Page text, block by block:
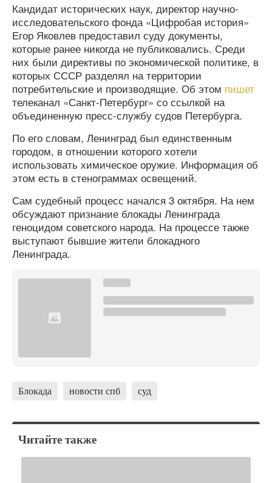
Кандидат исторических наук, директор научно-
исследовательского фонда «Цифробая история»
Егор Яковлев предоставил суду документы,
которые ранее никогда не публиковались. Среди
них были директивы по экономической политике, в
которых СССР разделял на территории
потребительские и производящие. Об этом пишет
телеканал «Санкт-Петербург» со ссылкой на
объединенную пресс-службу судов Петербурга.
По его словам, Ленинград был единственным
городом, в отношении которого хотели
использовать химическое оружие. Информация об
этом есть в стенограммах освещений.
Сам судебный процесс начался 3 октября. На нем
обсуждают признание блокады Ленинграда
геноцидом советского народа. На процессе также
выступают бывшие жители блокадного
Ленинграда.
Блокада новости спб суд
Читайте также